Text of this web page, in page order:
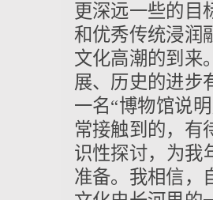
更深远一些的目
和优秀传统浸润
文化高潮的到来
展、历史的进步
一名“博物馆说
常接触到的，有
识性探讨，为我
准备。我相信，